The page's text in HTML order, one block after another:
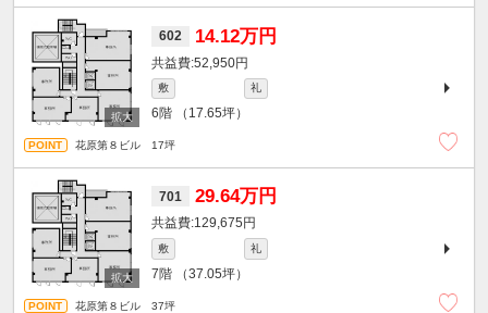
602 14.12万円
52,950円
敷 礼
6階 （17.65坪）
花原第８ビル 17坪
701 29.64万円
129,675円
敷 礼
7階 （37.05坪）
花原第８ビル 37坪